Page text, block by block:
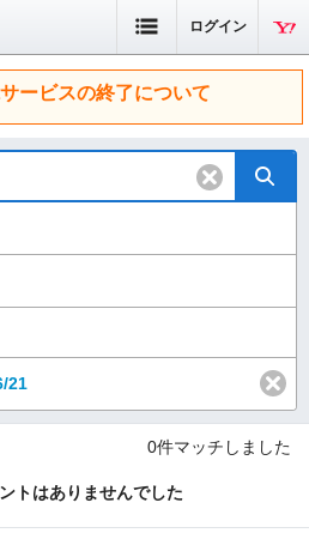
ログイン
ービスの終了について
21
0件マッチしました
トはありませんでした